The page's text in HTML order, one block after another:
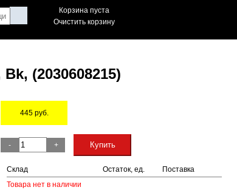
Корзина пуста
Очистить корзину
(2030608215)
445руб.
-
+ Купить
Склад Остаток, ед.
Поставка
Товара нет в наличии